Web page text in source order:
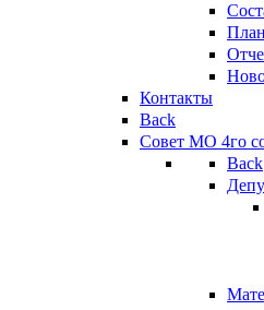
Контакты
Back
Совет МО 4го
Back